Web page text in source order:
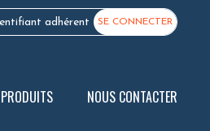
adhérent SE CONNECTER
NOUS CONTACTER